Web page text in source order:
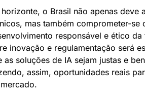
o Brasil não apenas deve
mas também comprometer-se
responsável e ético
inovação e regulamentação será
as soluções de IA sejam justas e
assim, oportunidades reais